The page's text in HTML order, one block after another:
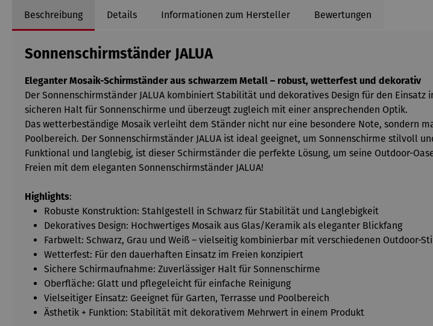
Beschreibung Details Informationen zum Hersteller Bewertungen
Sonnenschirmständer JALUA
Eleganter Mosaik-Schirmständer aus schwarzem Metall – robust, wetterfest und dekorativ
Der Sonnenschirmständer JALUA kombiniert Stabilität und dekoratives Design für den
sicheren Halt für Sonnenschirme und überzeugt zugleich mit einer ansprechenden Optik.
Das wetterbeständige Mosaik verleiht dem Ständer nicht nur eine besondere Note, sondern
Poolbereich. Der Sonnenschirmständer JALUA ist ideal geeignet, um Sonnenschirme stilvoll
Funktional und langlebig, ist dieser Schirmständer die perfekte Lösung, um seine Outdoor-
Freien mit dem eleganten Sonnenschirmständer JALUA!
Highlights:
Robuste Konstruktion: Stahlgestell in Schwarz für Stabilität und Langlebigkeit
Dekoratives Design: Hochwertiges Mosaik aus Glas/Keramik als eleganter Blickfang
Farbwelt: Schwarz, Grau und Weiß – vielseitig kombinierbar mit verschiedenen Outdoor-
Wetterfest: Für den dauerhaften Einsatz im Freien konzipiert
Sichere Schirmaufnahme: Zuverlässiger Halt für Sonnenschirme
Oberfläche: Glatt und pflegeleicht für einfache Reinigung
Vielseitiger Einsatz: Geeignet für Garten, Terrasse und Poolbereich
Ästhetik + Funktion: Stabilität mit dekorativem Mehrwert in einem Produkt